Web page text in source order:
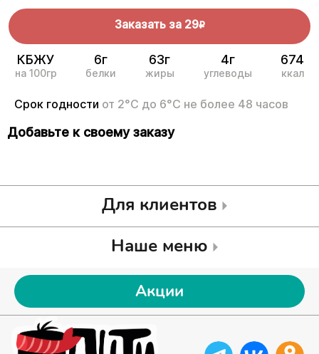
Заказать за 29R
КБЖУ
на 100гр
6г
белки
63г
жиры
4г
углеводы
674
ккал
Срок годности от 2°С до 6°С не более 48 часов
Добавьте к своему заказу
Для клиентов
Наше меню
Акции